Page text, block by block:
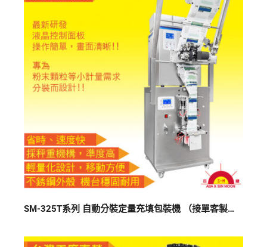
SM-325T系列 自動分裝定量充填包裝機 （接單客製機）